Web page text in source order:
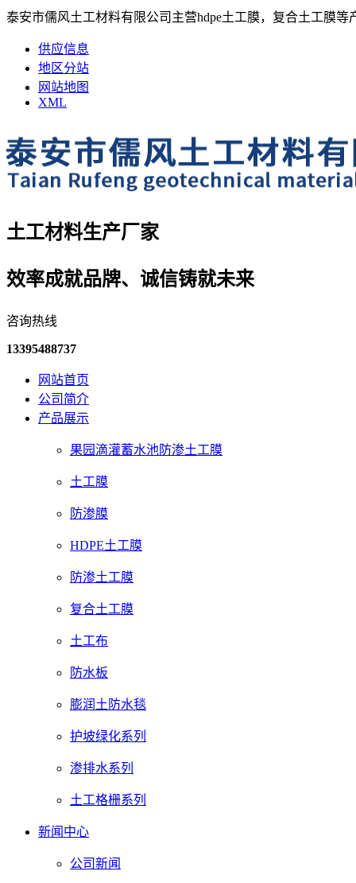
泰安市儒风土工材料有限公司主营hdpe土工膜，复合土工膜等
供应信息
地区分站
网站地图
XML
土工材料生产厂家
效率成就品牌、诚信铸就未来
咨询热线
13395488737
网站首页
公司简介
产品展示
果园滴灌蓄水池防渗土工膜
土工膜
防渗膜
HDPE土工膜
防渗土工膜
复合土工膜
土工布
防水板
膨润土防水毯
护坡绿化系列
渗排水系列
土工格栅系列
新闻中心
公司新闻